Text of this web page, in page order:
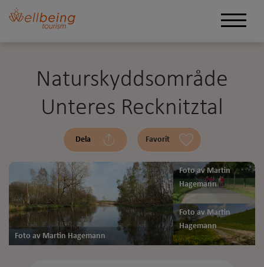
Naturskyddsområde
Unteres Recknitztal
Dela Favorit
Foto av Martin Hagemann
Foto av Martin
Hagemann
Foto av Martin
Hagemann